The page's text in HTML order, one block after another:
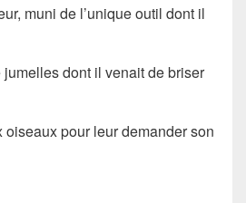
muni de l’unique outil dont il
dont il venait de briser
oiseaux pour leur demander son